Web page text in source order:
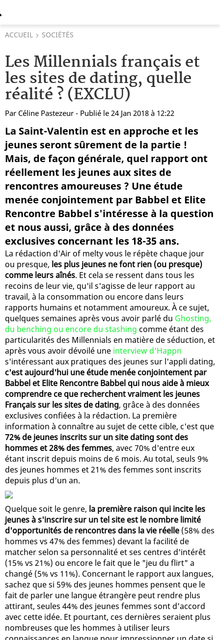
ACCUEIL SOCIÉTÉS
Les Millennials français et
les sites de dating, quelle
réalité ? (EXCLU)
Par Céline Pastezeur - Publié le 24 Jan 2018 à 12:22
La Saint-Valentin est en approche et les
jeunes seront sûrement de la partie !
Mais, de façon générale, quel rapport ont
réellement les jeunes aux sites de
rencontres amoureuses ? Une étude
menée conjointement par Babbel et Elite
Rencontre Babbel s'intéresse à la question
et nous aussi, grâce à des données
exclusives concernant les 18-35 ans.
La rédaction d'Air of melty vous le répète chaque jour
ou presque, les plus jeunes ne font rien (ou presque)
comme leurs aînés. Et cela se ressent dans tous les
recoins de leur vie, qu'il s'agisse de leur rapport au
travail, à la consommation ou encore dans leurs
rapports humains et notamment amoureux. À ce sujet,
quelques semaines après vous avoir parlé du Ghosting,
du benching ou encore du stashing comme étant des
particularités des Millennials en matière de séduction, et
après vous avoir dévoilé une interview d'Happn
s'intéressant aux pratiques des jeunes sur l'appli dating,
c'est aujourd'hui une étude menée conjointement par
Babbel et Elite Rencontre Babbel qui nous aide à mieux
comprendre ce que recherchent vraiment les jeunes
Français sur les sites de dating, grâce à des données
exclusives confiées à la rédaction. La première
information à connaître au sujet de cette cible, c'est que
72% de jeunes inscrits sur un site dating sont des
hommes et 28% des femmes, avec 70% d'entre eux
étant inscrit depuis moins de 6 mois. Au total, seuls 9%
des jeunes hommes et 21% des femmes sont inscrits
depuis plus d'un an.
Quelque soit le genre, la première raison qui incite les
jeunes à s'inscrire sur un tel site est le nombre limité
d'opportunités de rencontres dans la vie réelle (58% des
hommes vs 47% des femmes) devant la facilité de
matcher selon sa personnalité et ses centres d'intérêt
(15% vs 21%) ou encore le fait que le "jeu du flirt" a
changé (5% vs 11%). Concernant le rapport aux langues,
sachez que si 59% des jeunes hommes pensent que le
fait de parler une langue étrangère peut rendre plus
attirant, seules 44% des jeunes femmes sont d'accord
avec cette idée. Et pourtant, ces dernières seraient plus
nombreuses que les hommes à utiliser leurs